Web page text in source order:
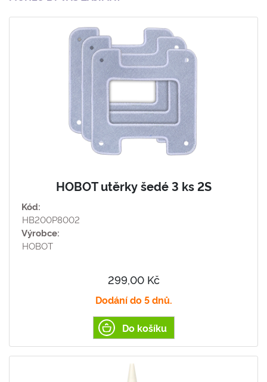
HOBOT utěrky šedé 3 ks 2S
Kód:
HB200P8002
Výrobce:
HOBOT
299,00 Kč
Dodání do 5 dnů.
Do košíku